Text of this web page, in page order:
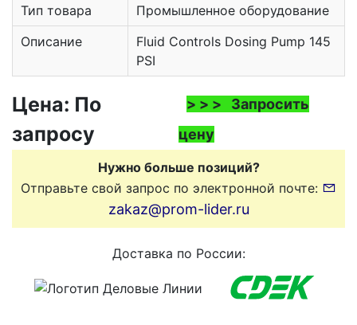
Тип товара
Промышленное оборудование
Описание
Fluid Controls Dosing Pump 145
PSI
Цена: По
запросу
> > > Запросить
цену
Нужно больше позиций?
Отправьте свой запрос по электронной почте:
zakaz@prom-lider.ru
Доставка по России: